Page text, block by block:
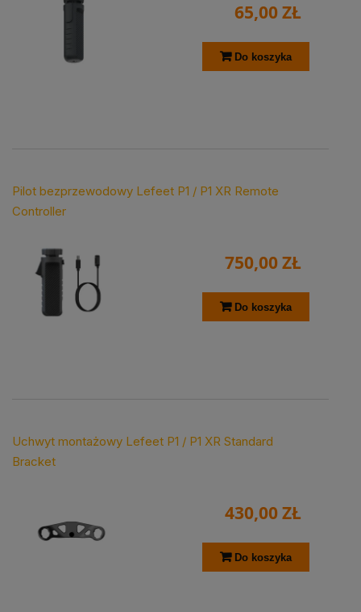
65,00 ZŁ
Do koszyka
Pilot bezprzewodowy Lefeet P1 / P1 XR Remote
Controller
750,00 ZŁ
Do koszyka
Uchwyt montażowy Lefeet P1 / P1 XR Standard
Bracket
430,00 ZŁ
Do koszyka